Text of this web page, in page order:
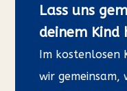
Lass uns
deinem Kind
Im kostenlosen
wir